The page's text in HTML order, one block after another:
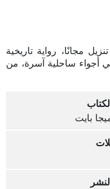
تحميل رواية فوق خليج الملائكة PDF تنزيل مجانًا، رواية تاريخية
أجواء ساحلية آسرة، من